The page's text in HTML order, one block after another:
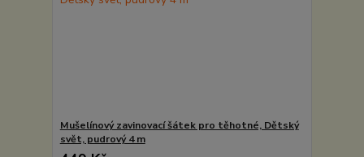
Mušelínový zavinovací šátek pro těhotné, Dětský
svět, pudrový 4 m